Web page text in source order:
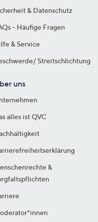
& Datenschutz
- Häufige Fragen
& Service
Streitschlichtung
uns
alles ist QVC
&